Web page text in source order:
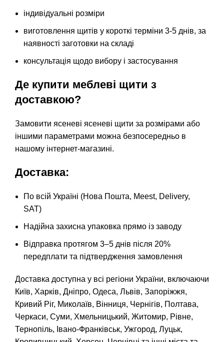
індивідуальні розміри
виготовлення щитів у короткі терміни 3-5 днів, за
наявності заготовки на складі
консультація щодо вибору і застосування
Де купити меблеві щити з
доставкою?
Замовити ясеневі ясеневі щити за розмірами або
іншими параметрами можна безпосередньо в
нашому інтернет-магазині.
Доставка:
По всій Україні (Нова Пошта, Meest, Delivery,
SAT)
Надійна захисна упаковка прямо із заводу
Відправка протягом 3–5 днів після 20%
передплати та підтвердження замовлення
Доставка доступна у всі регіони України, включаючи
Київ, Харків, Дніпро, Одеса, Львів, Запоріжжя,
Кривий Ріг, Миколаїв, Вінниця, Чернігів, Полтава,
Черкаси, Суми, Хмельницький, Житомир, Рівне,
Тернопіль, Івано-Франківськ, Ужгород, Луцьк,